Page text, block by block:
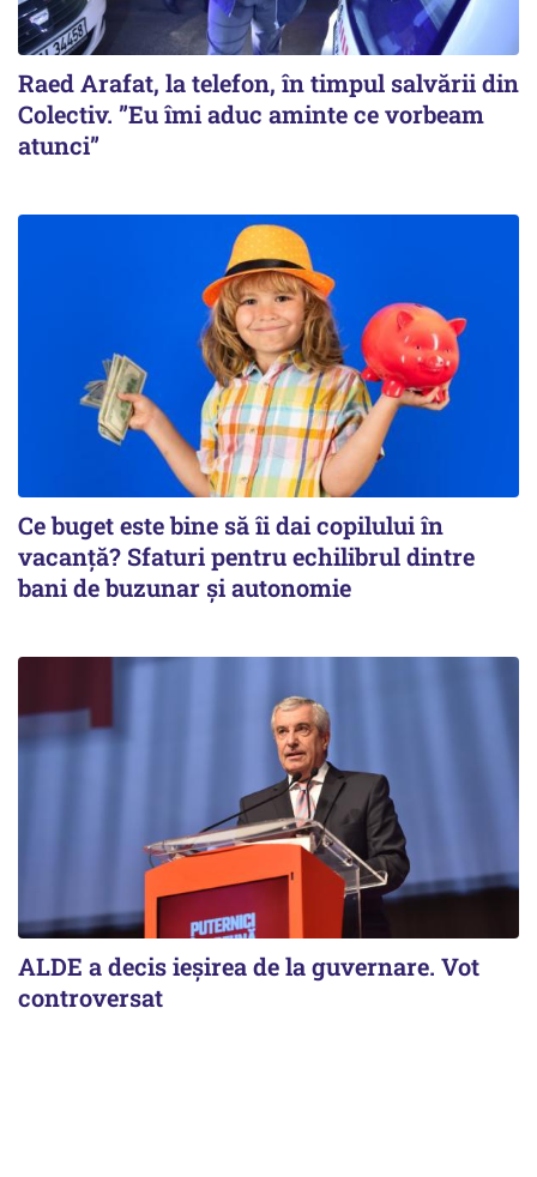
Raed Arafat, la telefon, în timpul salvării din
Colectiv. ”Eu îmi aduc aminte ce vorbeam
atunci”
Ce buget este bine să îi dai copilului în
vacanță? Sfaturi pentru echilibrul dintre
bani de buzunar și autonomie
ALDE a decis ieșirea de la guvernare. Vot
controversat